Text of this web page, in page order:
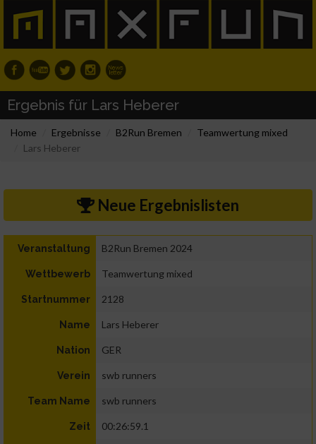
Ergebnis für Lars Heberer
Home Ergebnisse B2Run Bremen
Teamwertung mixed
Lars Heberer
Neue Ergebnislisten
Veranstaltung B2Run Bremen 2024
Wettbewerb Teamwertung mixed
Startnummer 2128
Name Lars Heberer
Nation GER
Verein swb runners
Team Name swb runners
Zeit 00:26:59.1